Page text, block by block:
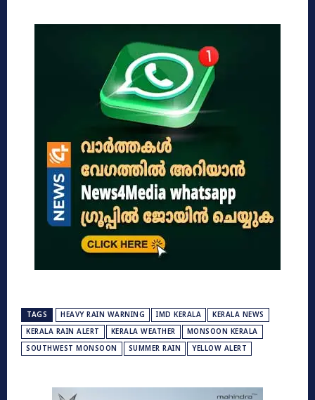
TAGS HEAVY RAIN WARNING IMD KERALA
KERALA NEWS
KERALA RAIN ALERT
KERALA WEATHER
MONSOON KERALA
SOUTHWEST MONSOON
SUMMER RAIN YELLOW ALERT